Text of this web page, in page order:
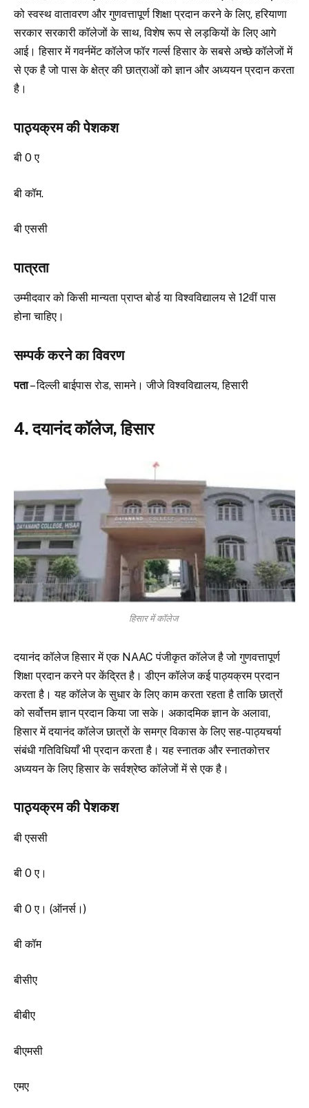
को स्वस्थ वातावरण और गुणवत्तापूर्ण शिक्षा प्रदान करने के लिए, हरियाणा
सरकार सरकारी कॉलेजों के साथ, विशेष रूप से लड़कियों के लिए आगे
आई। हिसार में गवर्नमेंट कॉलेज फॉर गर्ल्स हिसार के सबसे अच्छे कॉलेजों में
से एक है जो पास के क्षेत्र की छात्राओं को ज्ञान और अध्ययन प्रदान करता
है।
पाठ्यक्रम की पेशकश
बी 0 ए
बी कॉम.
बी एससी
पात्रता
उम्मीदवार को किसी मान्यता प्राप्त बोर्ड या विश्वविद्यालय से 12वीं पास
होना चाहिए।
सम्पर्क करने का विवरण
पता– दिल्ली बाईपास रोड, सामने। जीजे विश्वविद्यालय, हिसारी
4. दयानंद कॉलेज, हिसार
हिसार में कॉलेज
दयानंद कॉलेज हिसार में एक NAAC पंजीकृत कॉलेज है जो गुणवत्तापूर्ण
शिक्षा प्रदान करने पर केंद्रित है। डीएन कॉलेज कई पाठ्यक्रम प्रदान
करता है। यह कॉलेज के सुधार के लिए काम करता रहता है ताकि छात्रों
को सर्वोत्तम ज्ञान प्रदान किया जा सके। अकादमिक ज्ञान के अलावा,
हिसार में दयानंद कॉलेज छात्रों के समग्र विकास के लिए सह-पाठ्यचर्या
संबंधी गतिविधियाँ भी प्रदान करता है। यह स्नातक और स्नातकोत्तर
अध्ययन के लिए हिसार के सर्वश्रेष्ठ कॉलेजों में से एक है।
पाठ्यक्रम की पेशकश
बी एससी
बी 0 ए।
बी 0 ए। (ऑनर्स।)
बी कॉम
बीसीए
बीबीए
बीएमसी
एमए